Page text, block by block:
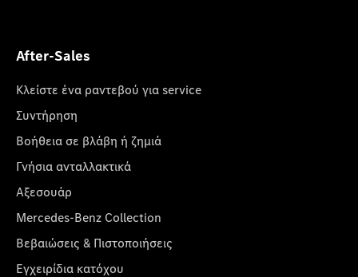
After-Sales
Κλείστε ένα ραντεβού για service
Συντήρηση
Βοήθεια σε βλάβη ή ζημιά
Γνήσια ανταλλακτικά
Αξεσουάρ
Mercedes-Benz Collection
Βεβαιώσεις & Πιστοποιήσεις
Εγχειρίδια κατόχου